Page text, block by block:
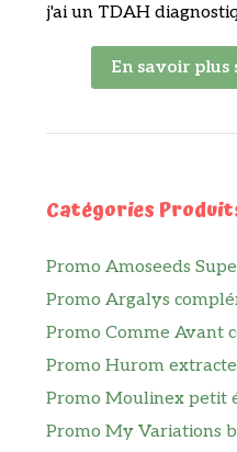
j'ai un TDAH
En savoir plus
Catégories
Promo Amoseeds
Promo Argalys
Promo Comme Avant
Promo Hurom
Promo Moulinex petit
Promo My Variations